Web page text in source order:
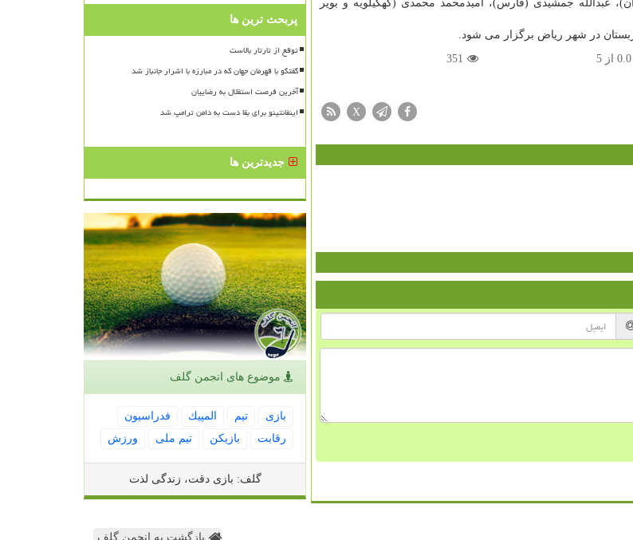
عبدالله جمشیدی (فارس)، امیدمحمد محمدی (کهگیلویه و بویر
0.0 از5
351
X
پربحث ترین ها
توقع از تارتار بالاست
گفتگو با قهرمان جهان که در مبارزه با اشرار جانباز شد
آخرین فرصت استقلال به رضاییان
اینفانتینو برای بقا دست به دامن ترامپ شد
جدیدترین ها
موضوع های انجمن گلف
بازی تیم المپیك
فدراسیون
رقابت
بازیكن تیم ملی ورزش
گلف: بازی دقت، زندگی لذت
بازگشت به انجمن گلف